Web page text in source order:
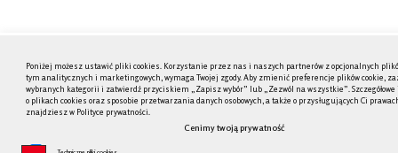
Poniżej możesz ustawić pliki cookies. Korzystanie przez nas i naszych partnerów z opcjonalnych
tym analitycznych i marketingowych, wymaga Twojej zgody. Aby zmienić preferencje plików cookie,
wybranych kategorii i zatwierdź przyciskiem „Zapisz wybór” lub „Zezwól na wszystkie”.
o plikach cookies oraz sposobie przetwarzania danych osobowych, a także o przysługujących Ci
znajdziesz w Polityce prywatności.
Cenimy twoją prywatność